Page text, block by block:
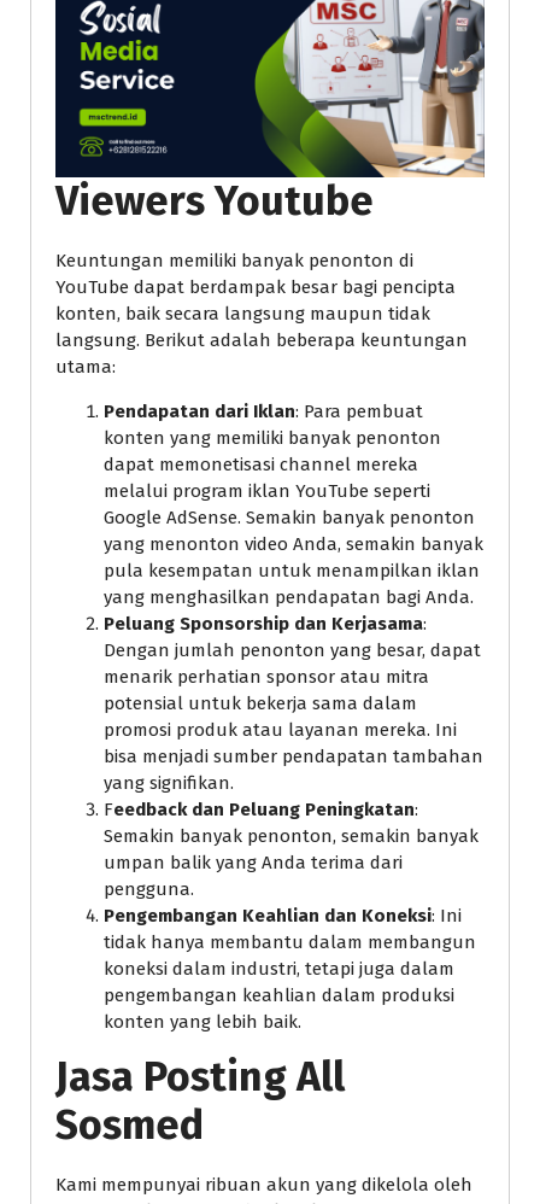
Viewers Youtube
Keuntungan memiliki banyak penonton di
YouTube dapat berdampak besar bagi pencipta
konten, baik secara langsung maupun tidak
langsung. Berikut adalah beberapa keuntungan
utama:
Pendapatan dari Iklan: Para pembuat
konten yang memiliki banyak penonton
dapat memonetisasi channel mereka
melalui program iklan YouTube seperti
Google AdSense. Semakin banyak penonton
yang menonton video Anda, semakin banyak
pula kesempatan untuk menampilkan iklan
yang menghasilkan pendapatan bagi Anda.
Peluang Sponsorship dan Kerjasama:
Dengan jumlah penonton yang besar, dapat
menarik perhatian sponsor atau mitra
potensial untuk bekerja sama dalam
promosi produk atau layanan mereka. Ini
bisa menjadi sumber pendapatan tambahan
yang signifikan.
Feedback dan Peluang Peningkatan:
Semakin banyak penonton, semakin banyak
umpan balik yang Anda terima dari
pengguna.
Pengembangan Keahlian dan Koneksi: Ini
tidak hanya membantu dalam membangun
koneksi dalam industri, tetapi juga dalam
pengembangan keahlian dalam produksi
konten yang lebih baik.
Jasa Posting All
Sosmed
Kami mempunyai ribuan akun yang dikelola oleh